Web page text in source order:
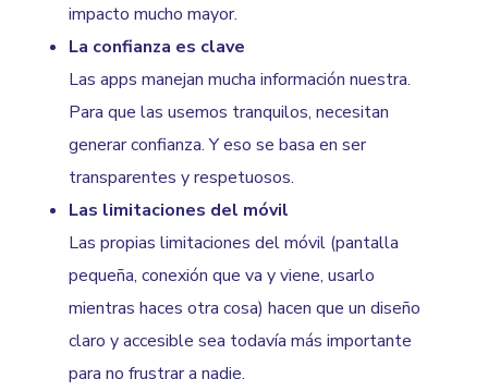
impacto mucho mayor.
La confianza es clave
Las apps manejan mucha información nuestra.
Para que las usemos tranquilos, necesitan
generar confianza. Y eso se basa en ser
transparentes y respetuosos.
Las limitaciones del móvil
Las propias limitaciones del móvil (pantalla
pequeña, conexión que va y viene, usarlo
mientras haces otra cosa) hacen que un diseño
claro y accesible sea todavía más importante
para no frustrar a nadie.